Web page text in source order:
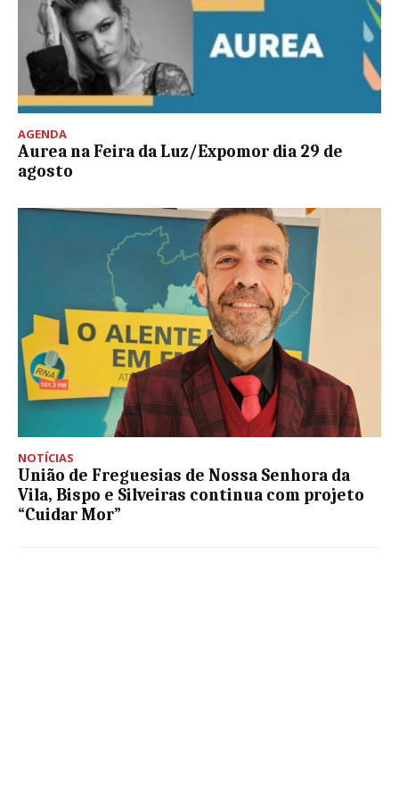
AGENDA
Aurea na Feira da Luz/Expomor dia 29 de
agosto
NOTÍCIAS
União de Freguesias de Nossa Senhora da
Vila, Bispo e Silveiras continua com projeto
“Cuidar Mor”